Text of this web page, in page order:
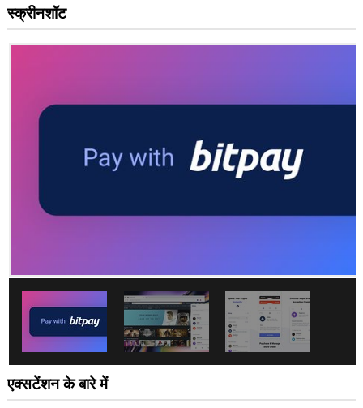
यह
एक्सटेंशन
स्क्रीनशॉट
एक्सटेंशन के बारे में